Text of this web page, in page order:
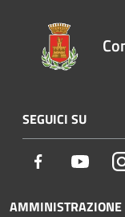
SEGUICI SU
Facebook
AMMINISTRAZIONE